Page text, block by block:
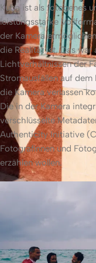
Kuba ist als fotogenes
leistungsstarke
der Kamera
die Realität ist. Das
Lichtverhältnissen der
Stromausfällen auf
die Kamera verlassen
Die in der Kamera
verschlüsselte
Authenticity Initiative
Fotografinnen und
erzählen wollen.